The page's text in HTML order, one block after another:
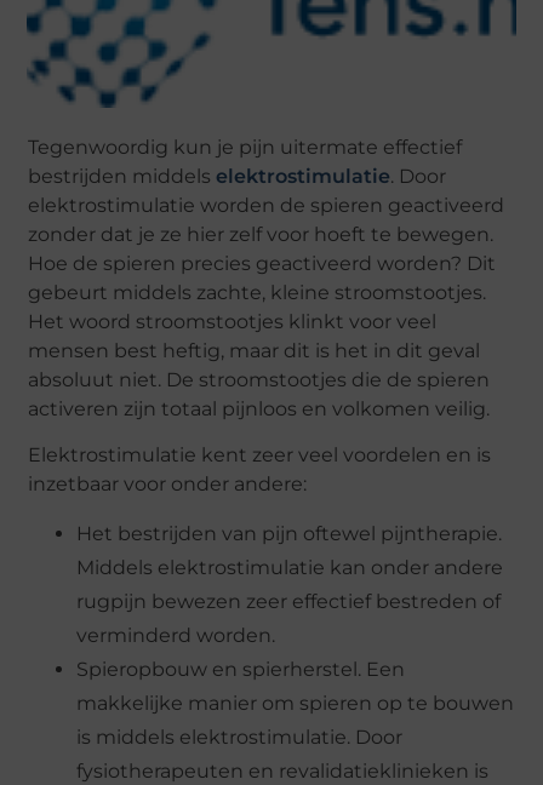
Tegenwoordig kun je pijn uitermate effectief
bestrijden middelselektrostimulatie. Door
elektrostimulatie worden de spieren geactiveerd
zonder dat je ze hier zelf voor hoeft te bewegen.
Hoe de spieren precies geactiveerd worden? Dit
gebeurt middels zachte, kleine stroomstootjes.
Het woord stroomstootjes klinkt voor veel
mensen best heftig, maar dit is het in dit geval
absoluut niet. De stroomstootjes die de spieren
activeren zijn totaal pijnloos en volkomen veilig.
Elektrostimulatie kent zeer veel voordelen en is
inzetbaar voor onder andere:
Het bestrijden van pijn oftewel pijntherapie.
Middels elektrostimulatie kan onder andere
rugpijn bewezen zeer effectief bestreden of
verminderd worden.
Spieropbouw en spierherstel. Een
makkelijke manier om spieren op te bouwen
is middels elektrostimulatie. Door
fysiotherapeuten en revalidatieklinieken is